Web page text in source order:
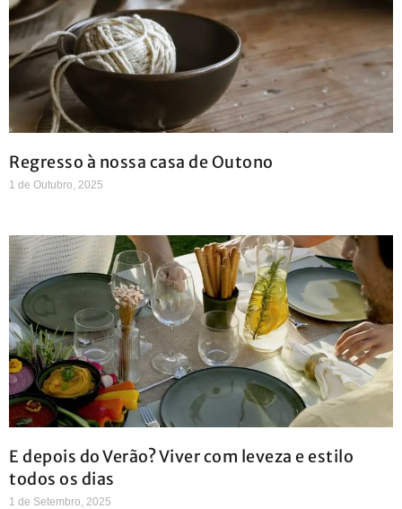
Regresso à nossa casa de Outono
1 de Outubro, 2025
E depois do Verão? Viver com leveza e estilo
todos os dias
1 de Setembro, 2025